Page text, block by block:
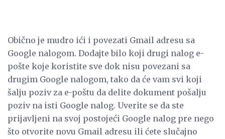
Obično je mudro ići i povezati Gmail adresu sa
Google nalogom. Dodajte bilo koji drugi nalog e-
pošte koje koristite sve dok nisu povezani sa
drugim Google nalogom, tako da će vam svi koji
šalju poziv za e-poštu da delite dokument pošalju
poziv na isti Google nalog. Uverite se da ste
prijavljeni na svoj postojeći Google nalog pre nego
što otvorite novu Gmail adresu ili ćete slučajno